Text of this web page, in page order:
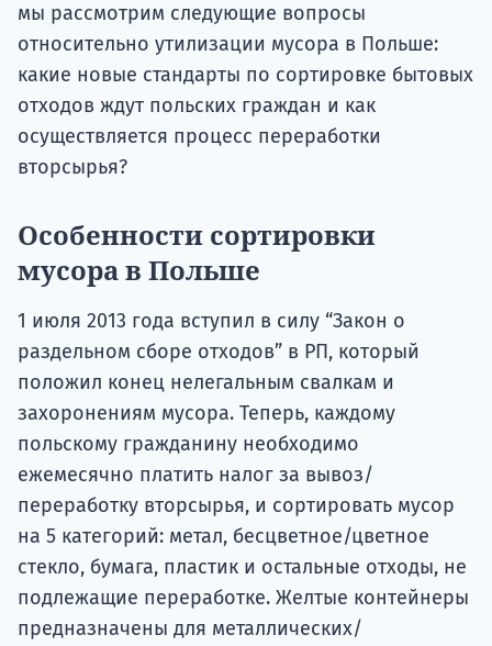
мы рассмотрим следующие вопросы
относительно утилизации мусора в Польше:
какие новые стандарты по сортировке бытовых
отходов ждут польских граждан и как
осуществляется процесс переработки
вторсырья?
Особенности сортировки
мусора в Польше
1 июля 2013 года вступил в силу “Закон о
раздельном сборе отходов” в РП, который
положил конец нелегальным свалкам и
захоронениям мусора. Теперь, каждому
польскому гражданину необходимо
ежемесячно платить налог за вывоз/
переработку вторсырья, и сортировать мусор
на 5 категорий: метал, бесцветное/цветное
стекло, бумага, пластик и остальные отходы, не
подлежащие переработке. Желтые контейнеры
предназначены для металлических/